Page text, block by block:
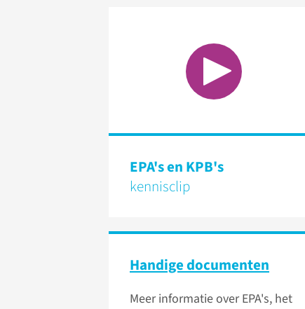
EPA's en KPB's
kennisclip
Handige documenten
Meer informatie over EPA's, het